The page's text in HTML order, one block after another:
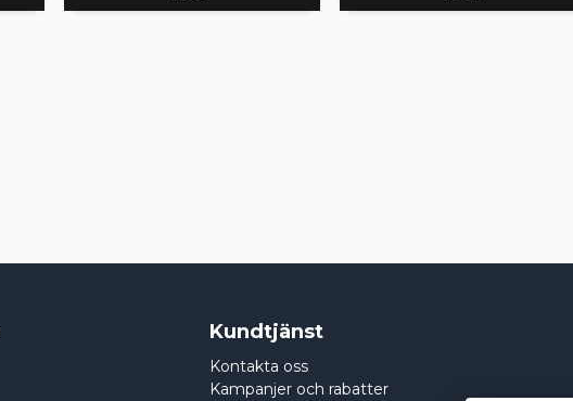
Kundtjänst
Kontakta oss
Kampanjer och rabatter